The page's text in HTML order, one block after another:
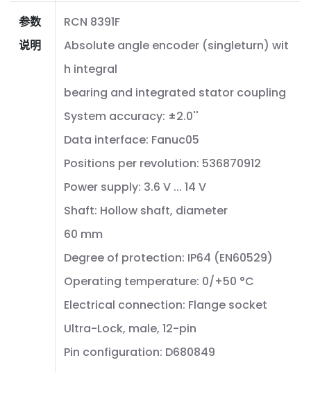
参数
说明
RCN 8391F
Absolute angle encoder (singleturn) wit
h integral
bearing and integrated stator coupling
System accuracy: ±2.0''
Data interface: Fanuc05
Positions per revolution: 536870912
Power supply: 3.6 V ... 14 V
Shaft: Hollow shaft, diameter
60 mm
Degree of protection: IP64 (EN60529)
Operating temperature: 0/+50 °C
Electrical connection: Flange socket
Ultra-Lock, male, 12-pin
Pin configuration: D680849